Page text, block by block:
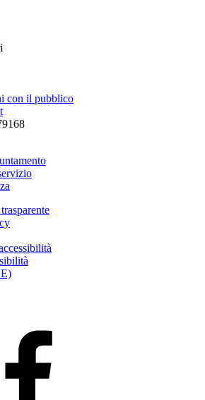
con il pubblico